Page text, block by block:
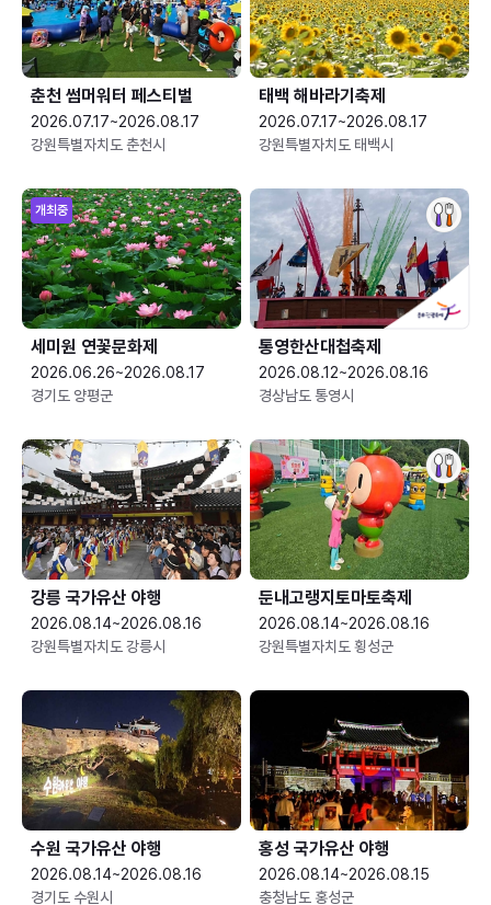
춘천 썸머워터 페스티벌
2026.07.17~2026.08.17
강원특별자치도 춘천시
태백 해바라기축제
2026.07.17~2026.08.17
강원특별자치도 태백시
개최중
세미원 연꽃문화제
2026.06.26~2026.08.17
경기도 양평군
통영한산대첩축제
2026.08.12~2026.08.16
경상남도 통영시
강릉 국가유산 야행
2026.08.14~2026.08.16
강원특별자치도 강릉시
둔내고랭지토마토축제
2026.08.14~2026.08.16
강원특별자치도 횡성군
수원 국가유산 야행
2026.08.14~2026.08.16
경기도 수원시
홍성 국가유산 야행
2026.08.14~2026.08.15
충청남도 홍성군